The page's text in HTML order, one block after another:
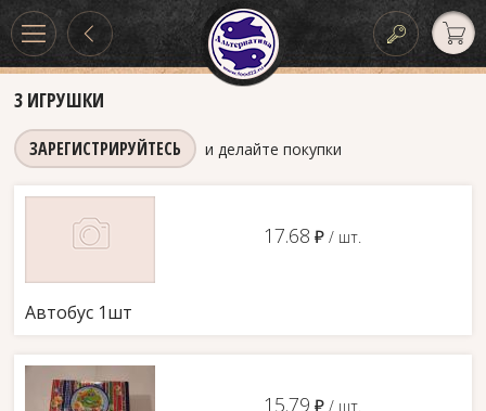
3 ИГРУШКИ
ЗАРЕГИСТРИРУЙТЕСЬ и делайте покупки
17.68 д / шт.
Автобус 1шт
15.79 д / шт.